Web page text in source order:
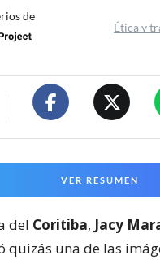
de
Ética y
VER RESUMEN
del Coritiba, Jacy
quizás una de las